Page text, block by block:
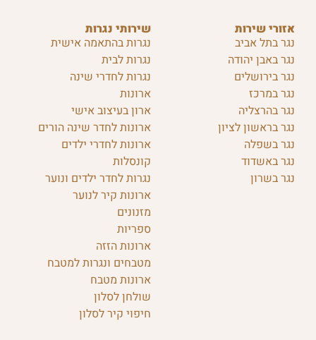
שירותי נגרות
נגרות בהתאמה אישית
נגרות לבית
נגרות לחדרי שינה
ארונות
ארון בעיצוב אישי
ארונות לחדר שינה הורים
ארונות לחדרי ילדים
קונסלות
נגרות לחדר ילדים ונוער
ארונות קיר לנוער
מזנונים
ספריות
ארונות הזזה
מטבחים ונגרות למטבח
ארונות מטבח
שולחן לסלון
חיפוי קיר לסלון
אזורי שירות
נגר בתל אביב
נגר באבן יהודה
נגר בירושלים
נגר במרכז
נגר בהרצליה
נגר בראשון לציון
נגר בשפלה
נגר באשדוד
נגר בשרון